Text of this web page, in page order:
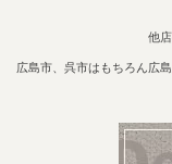
他
広島市、呉市はもちろん広